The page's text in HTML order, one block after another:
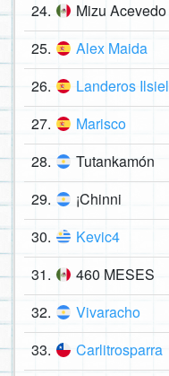
24. Mizu Acevedo
25. Alex Maida
26. Landeros Ilsiel
27. Marisco
28. Tutankamón
29. ¡Chinni
30. Kevic4
31. 460 MESES
32. Vivaracho
33. Carlitrosparra